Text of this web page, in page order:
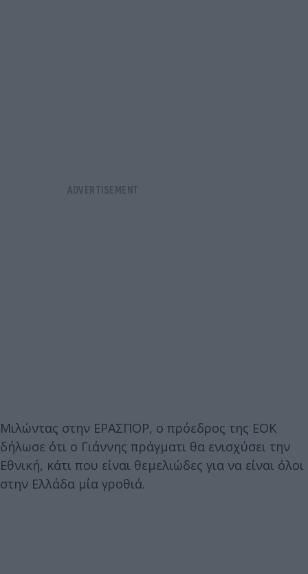
Μιλώντας στην ΕΡΑΣΠΟΡ, ο πρόεδρος της ΕΟΚ
δήλωσε ότι ο Γιάννης πράγματι θα ενισχύσει την
Εθνική, κάτι που είναι θεμελιώδες για να είναι όλοι
στην Ελλάδα μία γροθιά.